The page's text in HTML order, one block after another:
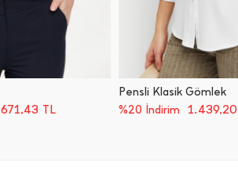
671,43 TL
Pensli Klasik Gömlek
%20 İndirim
1.439,20